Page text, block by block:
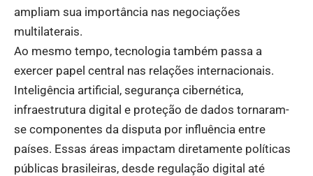
ampliam sua importância nas negociações
multilaterais.
Ao mesmo tempo, tecnologia também passa a
exercer papel central nas relações internacionais.
Inteligência artificial, segurança cibernética,
infraestrutura digital e proteção de dados tornaram-
se componentes da disputa por influência entre
países. Essas áreas impactam diretamente políticas
públicas brasileiras, desde regulação digital até